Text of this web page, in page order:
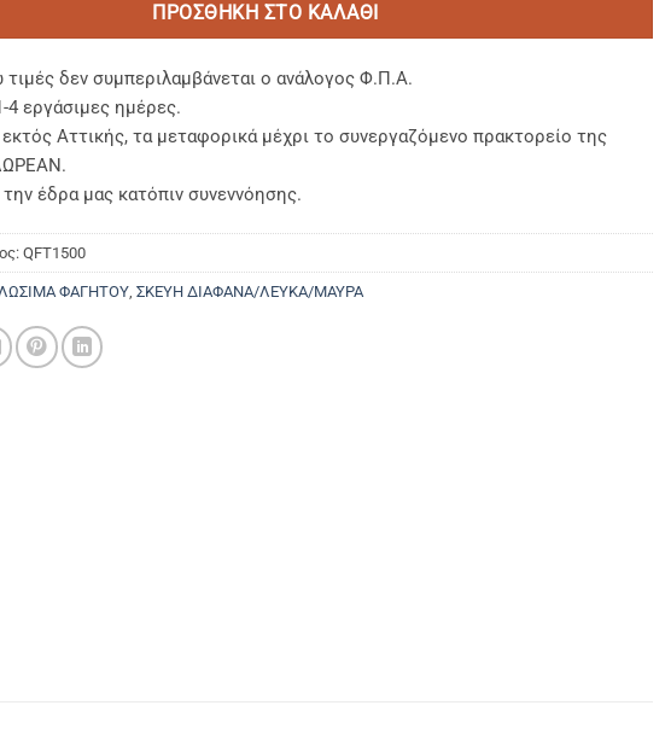
ΠΡΟΣΘΉΚΗ ΣΤΟ ΚΑΛΆΘΙ
τιμές δεν συμπεριλαμβάνεται ο ανάλογος Φ.Π.Α.
εργάσιμες ημέρες.
Αττικής, τα μεταφορικά μέχρι το συνεργαζόμενο πρακτορείο της
έδρα μας κατόπιν συνεννόησης.
QFT1500
ΦΑΓΗΤΟΥ ΣΚΕΥΗ ΔΙΑΦΑΝΑ/ΛΕΥΚΑ/ΜΑΥΡΑ